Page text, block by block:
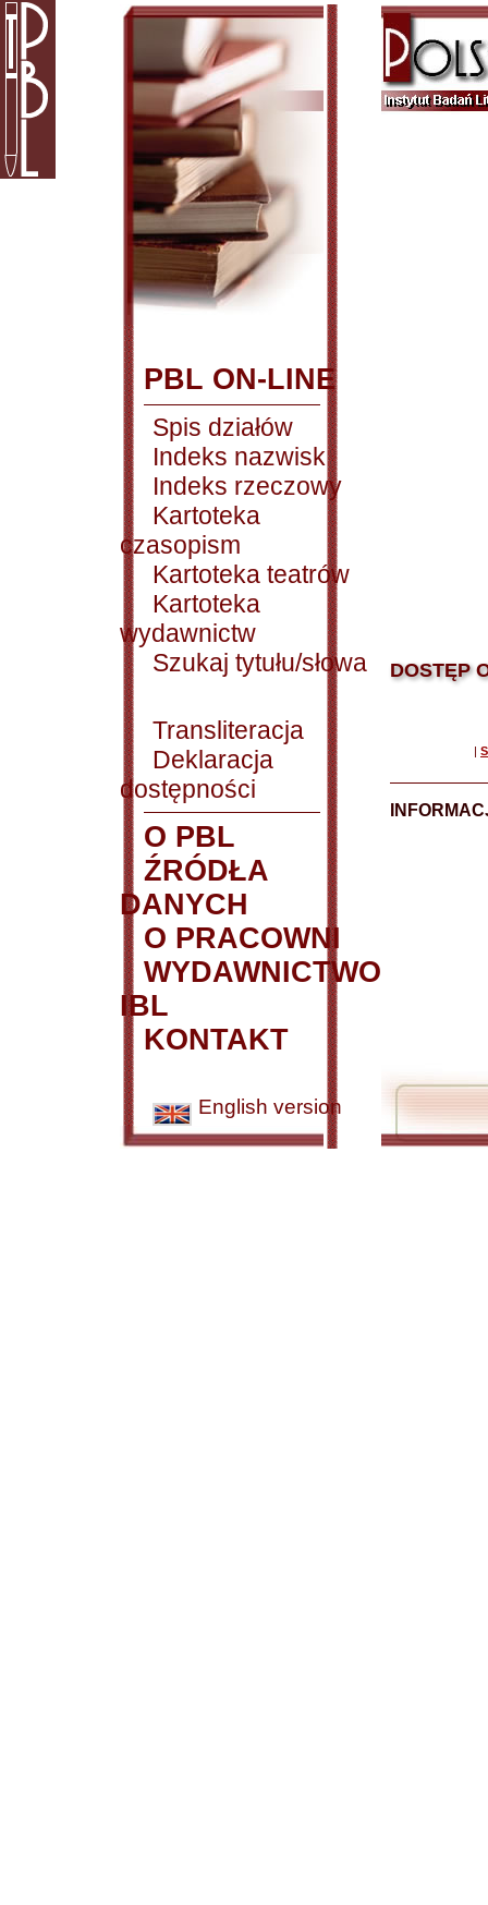
PBL ON-LINE
Spis działów
Indeks nazwisk
Indeks rzeczowy
Kartoteka
czasopism
Kartoteka teatrów
Kartoteka
wydawnictw
Szukaj tytułu/słowa
Transliteracja
Deklaracja
dostępności
O PBL
ŹRÓDŁA
DANYCH
O PRACOWNI
WYDAWNICTWO
IBL
KONTAKT
English version
DOSTĘP
|